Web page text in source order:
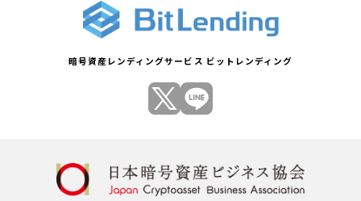
暗号資産レンディングサービス ビットレンディング